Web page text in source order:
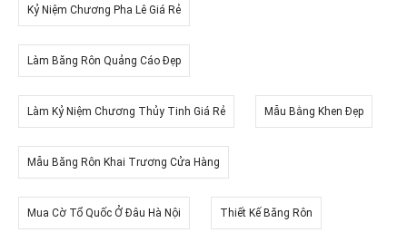
Kỷ Niệm Chương Pha Lê Giá Rẻ
Làm Băng Rôn Quảng Cáo Đẹp
Làm Kỷ Niệm Chương Thủy Tinh Giá Rẻ Mẫu Bằng Khen Đẹp
Mẫu Băng Rôn Khai Trương Cửa Hàng
Mua Cờ Tổ Quốc Ở Đâu Hà Nội Thiết Kế Băng Rôn